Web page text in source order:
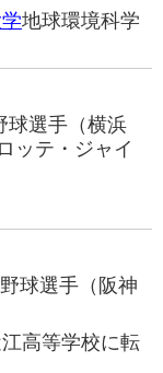
地球環境科学
球選手（横浜
ッテ・ジャイ
球選手（阪神
高等学校に転